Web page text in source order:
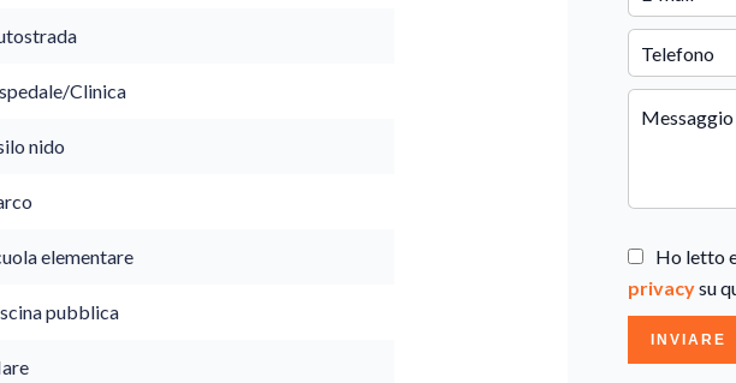
Clinica
nido
elementare
pubblica
Ho letto
privacysu
INVIARE